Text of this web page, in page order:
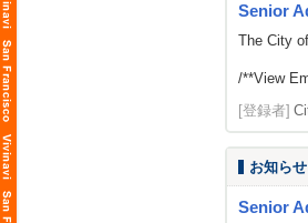
Senior
The City
/**View
[登録者]
お知らせ
Senior